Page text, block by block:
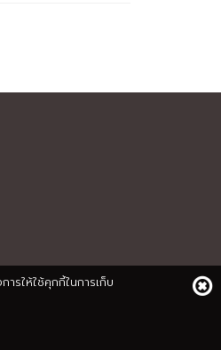
รให้ใช้คุกกี้ในการเก็บ